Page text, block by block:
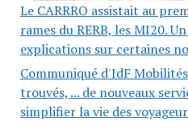
Le CARRRO assistait au
rames du RERB, les MI20.
explications sur certaines
Communiqué d'IdF
trouvés, ... de nouveaux
simplifier la vie des